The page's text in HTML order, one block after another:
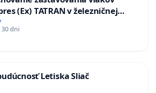
(Ex) TATRAN v železničnej
30 dni
Letiska Sliač